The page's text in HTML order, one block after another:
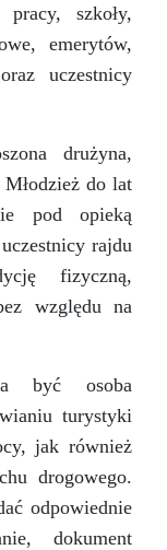
pracy, szkoły,
emerytów,
uczestnicy
drużyna,
do lat
pod opieką
rajdu
fizyczną,
względu na
być osoba
turystyki
jak również
drogowego.
odpowiednie
dokument